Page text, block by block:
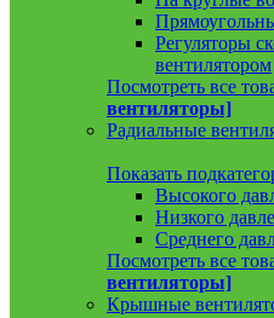
Регуляторы
вентилятором
Посмотреть все
вентиляторы]
Радиальные
Показать
Высокого
Низкого
Среднего
Посмотреть все
вентиляторы]
Крышные